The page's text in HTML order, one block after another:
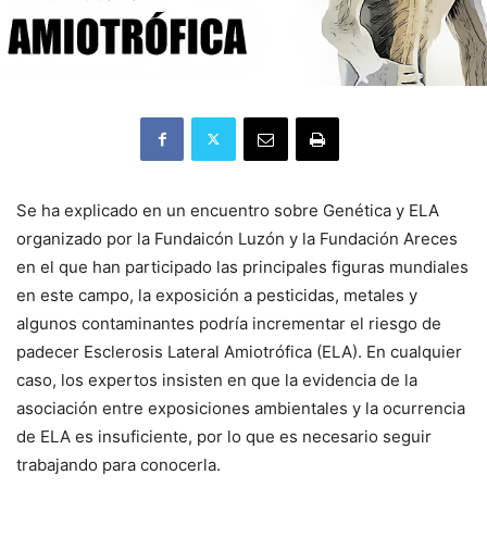
Se ha explicado en un encuentro sobre Genética y ELA
organizado por la Fundaicón Luzón y la Fundación Areces
en el que han participado las principales figuras mundiales
en este campo, la exposición a pesticidas, metales y
algunos contaminantes podría incrementar el riesgo de
padecer Esclerosis Lateral Amiotrófica (ELA). En cualquier
caso, los expertos insisten en que la evidencia de la
asociación entre exposiciones ambientales y la ocurrencia
de ELA es insuficiente, por lo que es necesario seguir
trabajando para conocerla.